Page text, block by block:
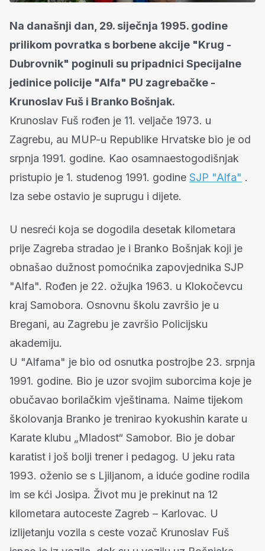
Na današnji dan, 29. siječnja 1995. godine
prilikom povratka s borbene akcije "Krug -
Dubrovnik" poginuli su pripadnici Specijalne
jedinice policije "Alfa" PU zagrebačke -
Krunoslav Fuš i Branko Bošnjak.
Krunoslav Fuš rođen je 11. veljače 1973. u
Zagrebu, au MUP-u Republike Hrvatske bio je od
srpnja 1991. godine. Kao osamnaestogodišnjak
pristupio je 1. studenog 1991. godine SJP "Alfa" .
Iza sebe ostavio je suprugu i dijete.
U nesreći koja se dogodila desetak kilometara
prije Zagreba stradao je i Branko Bošnjak koji je
obnašao dužnost pomoćnika zapovjednika SJP
"Alfa". Rođen je 22. ožujka 1963. u Klokočevcu
kraj Samobora. Osnovnu školu završio je u
Bregani, au Zagrebu je završio Policijsku
akademiju.
U "Alfama" je bio od osnutka postrojbe 23. srpnja
1991. godine. Bio je uzor svojim suborcima koje je
obučavao borilačkim vještinama. Naime tijekom
školovanja Branko je trenirao kyokushin karate u
Karate klubu „Mladost“ Samobor. Bio je dobar
karatist i još bolji trener i pedagog. U jeku rata
1993. oženio se s Ljiljanom, a iduće godine rodila
im se kći Josipa. Život mu je prekinut na 12
kilometara autoceste Zagreb – Karlovac. U
izlijetanju vozila s ceste vozač Krunoslav Fuš